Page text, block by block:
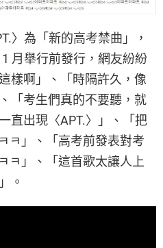
〉為「新的高考禁曲」，
月舉行前發行，網友紛紛
樣啊」、「時隔許久，像
「考生們真的不要聽，就
直出現〈APT.〉」、「把
ㅋ」、「高考前發表對考
ㅋ」、「這首歌太讓人上
。